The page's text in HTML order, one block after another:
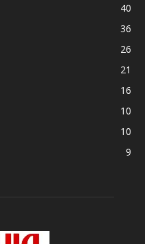
40
36
26
21
16
10
10
9